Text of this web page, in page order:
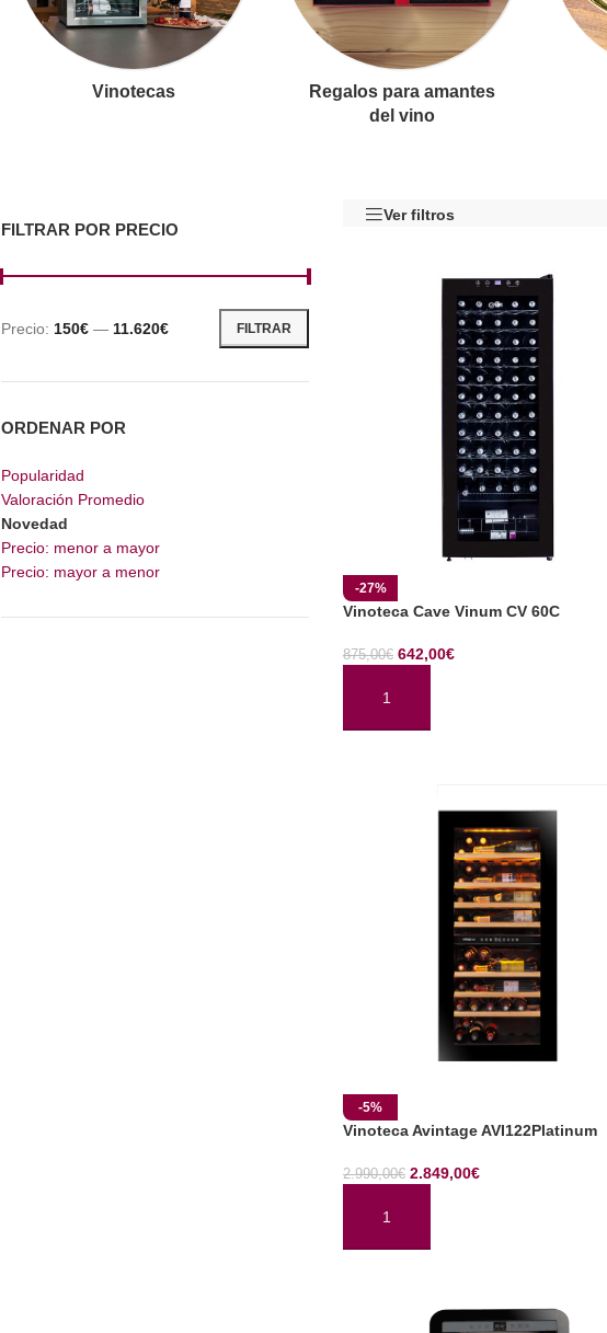
Vinotecas
Regalos para amantes
del vino
FILTRAR POR PRECIO
FILTRAR
Precio: 150€— 11.620€
ORDENAR POR
Popularidad
Valoración Promedio
Novedad
Precio: menor a mayor
Precio: mayor a menor
Ver filtros
-27%
Vinoteca Cave Vinum CV 60C
875,00€ 642,00€
AÑADIR AL CARRITO
-5%
Vinoteca Avintage AVI122Platinum
2.990,00€ 2.849,00€
AÑADIR AL CARRITO